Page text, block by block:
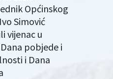
Općinskog
Simović
vijenac u
pobjede i
i Dana